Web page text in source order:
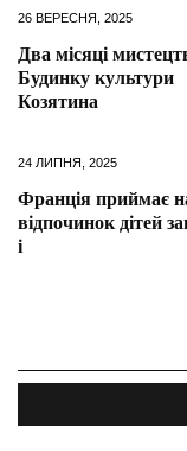
26 ВЕРЕСНЯ, 2025
Два місяці
Будинку культури
Козятина
24 ЛИПНЯ, 2025
Франція приймає
відпочинок дітей
і